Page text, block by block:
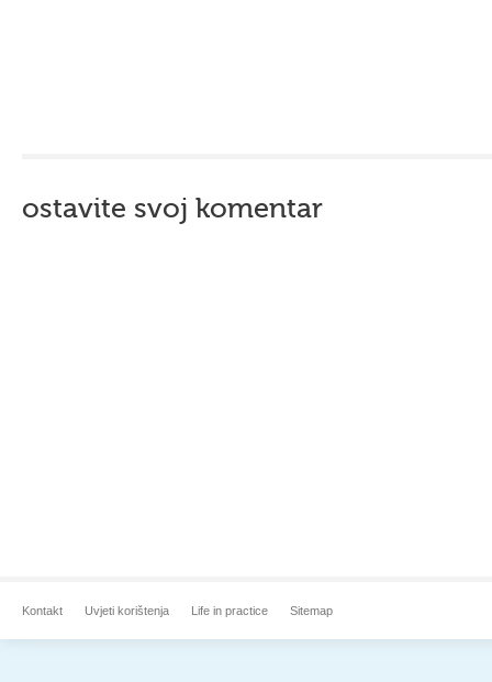
ostavite svoj komentar
Kontakt Uvjeti korištenja Life in practice Sitemap